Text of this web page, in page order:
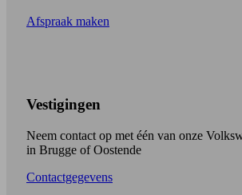
Afspraak maken
Vestigingen
Neem contact op met één van onze
in Brugge of Oostende
Contactgegevens